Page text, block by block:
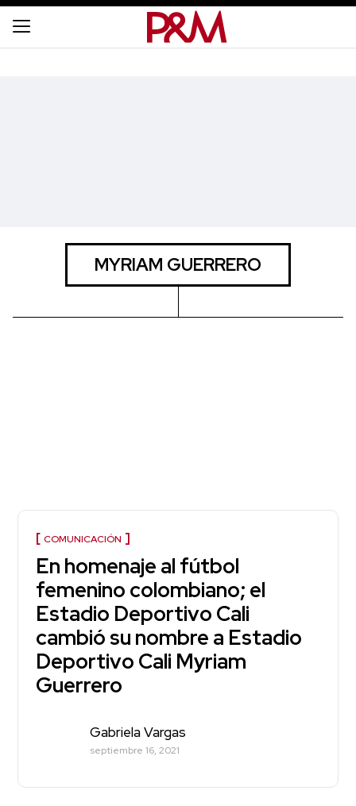
MYRIAM GUERRERO
COMUNICACIÓN
En homenaje al fútbol
femenino colombiano; el
Estadio Deportivo Cali
cambió su nombre a Estadio
Deportivo Cali Myriam
Guerrero
Gabriela Vargas
septiembre 16, 2021